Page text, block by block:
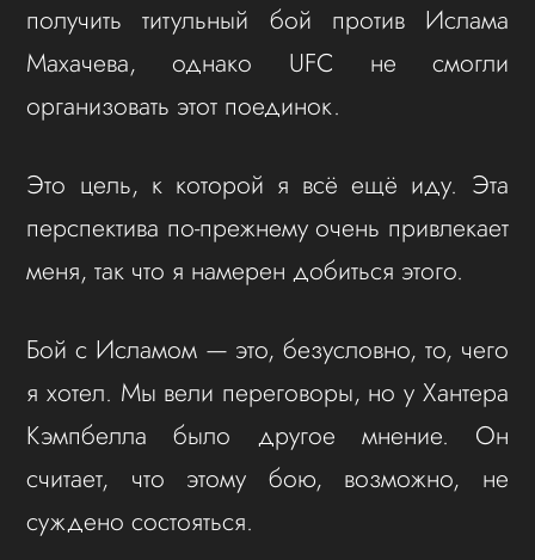
получить титульный бой против Ислама
Махачева, однако UFC не смогли
организовать этот поединок.
Это цель, к которой я всё ещё иду. Эта
перспектива по-прежнему очень привлекает
меня, так что я намерен добиться этого.
Бой с Исламом — это, безусловно, то, чего
я хотел. Мы вели переговоры, но у Хантера
Кэмпбелла было другое мнение. Он
считает, что этому бою, возможно, не
суждено состояться.